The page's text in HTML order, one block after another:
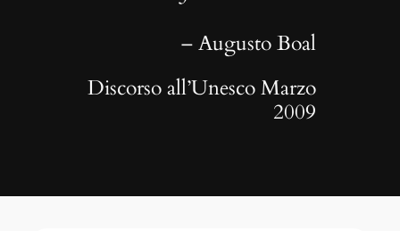
– Augusto Boal
Discorso all’Unesco Marzo
2009